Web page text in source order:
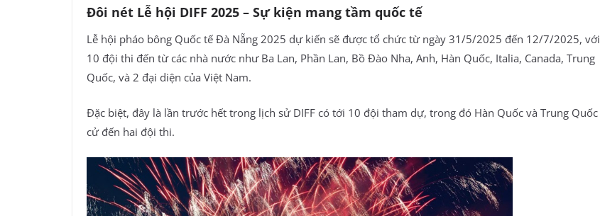
Đôi nét Lễ hội DIFF 2025 – Sự kiện mang tầm quốc tế
Lễ hội pháo bông Quốc tế Đà Nẵng 2025 dự kiến sẽ được tổ chức từ ngày 31/5/2025 đến 12/7/2025, với
10 đội thi đến từ các nhà nước như Ba Lan, Phần Lan, Bồ Đào Nha, Anh, Hàn Quốc, Italia, Canada, Trung
Quốc, và 2 đại diện của Việt Nam.
Đặc biệt, đây là lần trước hết trong lịch sử DIFF có tới 10 đội tham dự, trong đó Hàn Quốc và Trung Quốc
cử đến hai đội thi.